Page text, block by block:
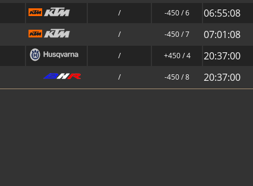
/ -450 / 6 06:55:08
/ -450 / 7 07:01:08
/ +450 / 4 20:37:00
/ -450 / 8 20:37:00